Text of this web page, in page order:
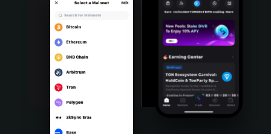
Português (Portugal)
Bahasa Indonesia